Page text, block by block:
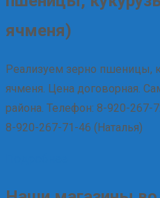
ячменя)
Реализуем зерно пшеницы,
ячменя. Цена договорная.
района. Телефон: 8-920-267-
8-920-267-71-46 (Наталья)